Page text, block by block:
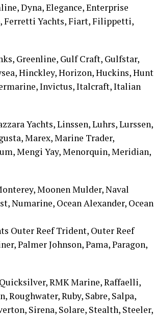
Dyna, Elegance, Enterprise
Ferretti Yachts, Fiart, Filippetti,
Greenline, Gulf Craft, Gulfstar,
Hinckley, Horizon, Huckins, Hunt
Invictus, Italcraft, Italian
Yachts, Linssen, Luhrs, Lurssen,
Marex, Marine Trader,
Mengi Yay, Menorquin, Meridian,
Moonen Mulder, Naval
Numarine, Ocean Alexander, Ocean
Outer Reef Trident, Outer Reef
Palmer Johnson, Pama, Paragon,
RMK Marine, Raffaelli,
Roughwater, Ruby, Sabre, Salpa,
Sirena, Solare, Stealth, Steeler,